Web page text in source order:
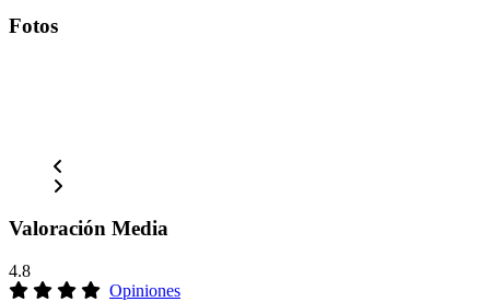
Fotos
Valoración Media
4.8
Opiniones